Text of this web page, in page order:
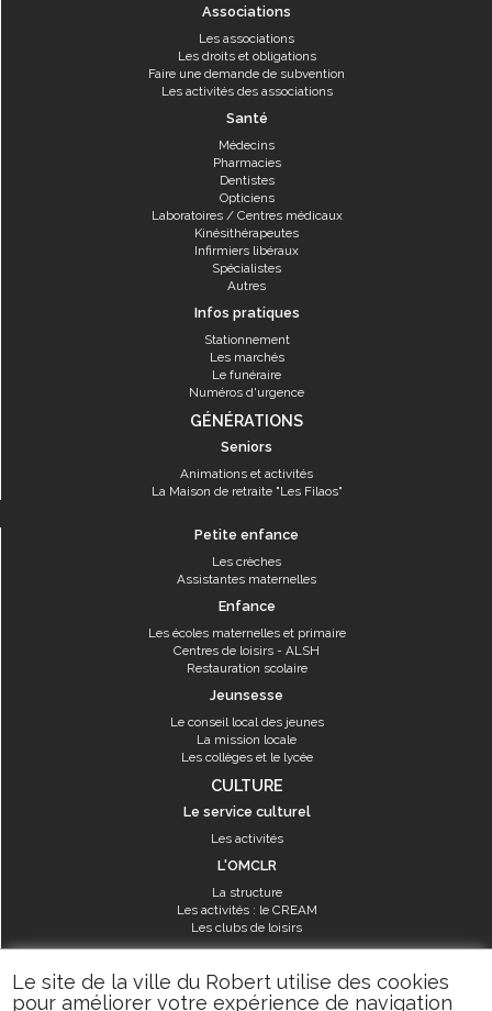
Le site de la ville du Robert utilise des cookies
pour améliorer votre expérience de navigation
Associations
Les associations
Les droits et obligations
Faire une demande de subvention
Les activités des associations
Santé
Médecins
Pharmacies
Dentistes
Opticiens
Laboratoires / Centres médicaux
Kinésithérapeutes
Infirmiers libéraux
Spécialistes
Autres
Infos pratiques
Stationnement
Les marchés
Le funéraire
Numéros d'urgence
GÉNÉRATIONS
Seniors
Animations et activités
La Maison de retraite "Les Filaos"
Petite enfance
Les crèches
Assistantes maternelles
Enfance
Les écoles maternelles et primaire
Centres de loisirs - ALSH
Restauration scolaire
Jeunsesse
Le conseil local des jeunes
La mission locale
Les collèges et le lycée
CULTURE
Le service culturel
Les activités
L'OMCLR
La structure
Les activités : le CREAM
Les clubs de loisirs
SPORT
Les équipements sportifs